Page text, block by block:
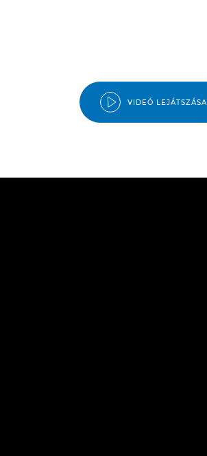
VIDEÓ LEJÁTSZÁSA